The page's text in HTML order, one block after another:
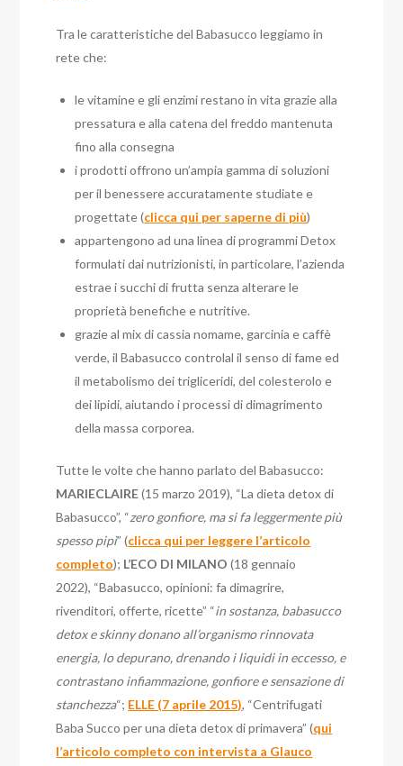
Tra le caratteristiche del Babasucco leggiamo in
rete che:
le vitamine e gli enzimi restano in vita grazie alla
pressatura e alla catena del freddo mantenuta
fino alla consegna
i prodotti offrono un’ampia gamma di soluzioni
per il benessere accuratamente studiate e
progettate (clicca qui per saperne di più)
appartengono ad una linea di programmi Detox
formulati dai nutrizionisti, in particolare, l’azienda
estrae i succhi di frutta senza alterare le
proprietà benefiche e nutritive.
grazie al mix di cassia nomame, garcinia e caffè
verde, il Babasucco controlal il senso di fame ed
il metabolismo dei trigliceridi, del colesterolo e
dei lipidi, aiutando i processi di dimagrimento
della massa corporea.
Tutte le volte che hanno parlato del Babasucco:
MARIECLAIRE(15 marzo 2019), “La dieta detox di
Babasucco”, “zero gonfiore, ma si fa leggermente più
spesso pipì” (clicca qui per leggere l’articolo
completo); L’ECO DI MILANO(18 gennaio
2022), “Babasucco, opinioni: fa dimagrire,
rivenditori, offerte, ricette” “in sostanza, babasucco
detox e skinny donano all’organismo rinnovata
energia, lo depurano, drenando i liquidi in eccesso, e
contrastano infiammazione, gonfiore e sensazione di
stanchezza“; ELLE (7 aprile 2015), “Centrifugati
Baba Succo per una dieta detox di primavera” (qui
l’articolo completo con intervista a Glauco